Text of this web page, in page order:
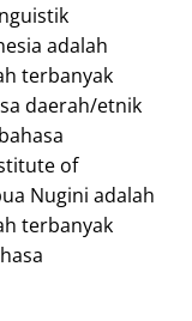
adalah
terbanyak
daerah/etnik
of
Nugini adalah
terbanyak